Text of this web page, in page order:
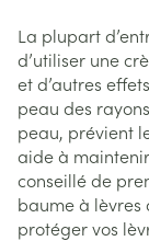
La plupart
d’utiliser une
et d’autres
peau des
peau, prévient
aide à
conseillé de
baume à lèvres
protéger vos